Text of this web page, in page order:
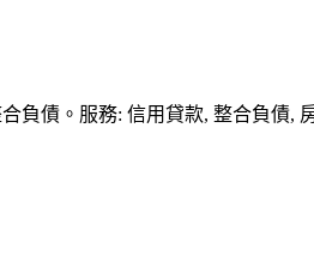
負債。服務: 信用貸款, 整合負債,